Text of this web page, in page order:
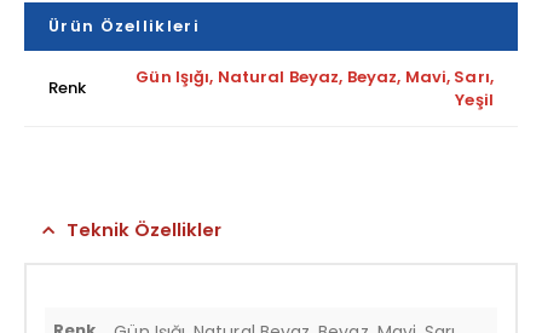
Ürün Özellikleri
Renk
Gün Işığı, Natural Beyaz, Beyaz, Mavi, Sarı,
Yeşil
Teknik Özellikler